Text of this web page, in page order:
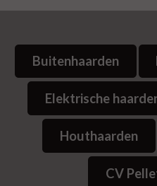
Buitenhaarden
Elektrische
Houthaarden
CV